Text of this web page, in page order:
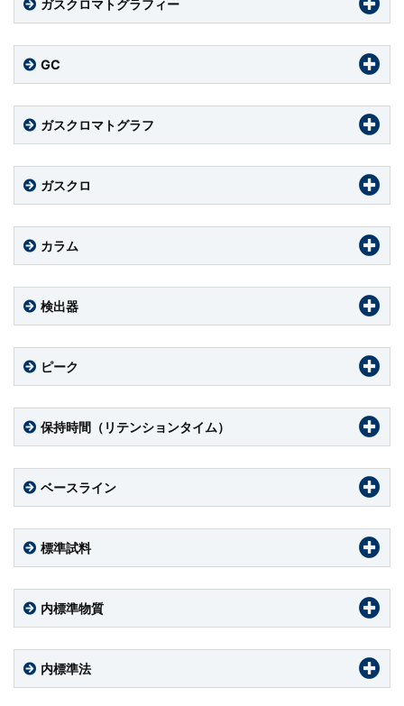
ガスクロマトグラフィー
GC
ガスクロマトグラフ
ガスクロ
カラム
検出器
ピーク
保持時間（リテンションタイム）
ベースライン
標準試料
内標準物質
内標準法